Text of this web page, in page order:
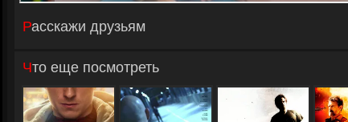
Расскажи друзьям
Что еще посмотреть